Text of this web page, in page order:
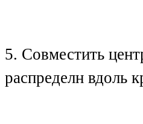
5. Совместить
распределн вдоль